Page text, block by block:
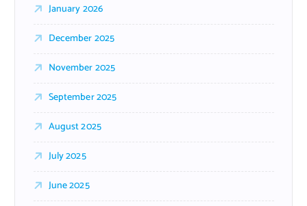
January 2026
December 2025
November 2025
September 2025
August 2025
July 2025
June 2025